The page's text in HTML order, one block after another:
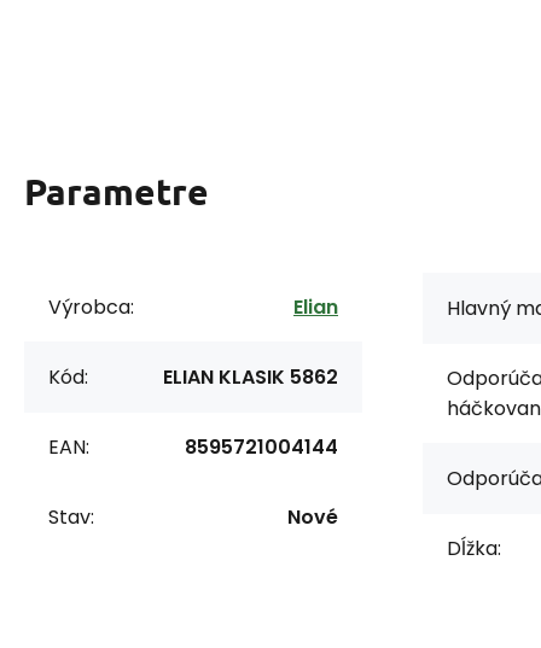
Parametre
Výrobca: Elian
Kód: ELIAN KLASIK 5862
EAN: 8595721004144
Stav: Nové
Hlavný
Dĺžka: